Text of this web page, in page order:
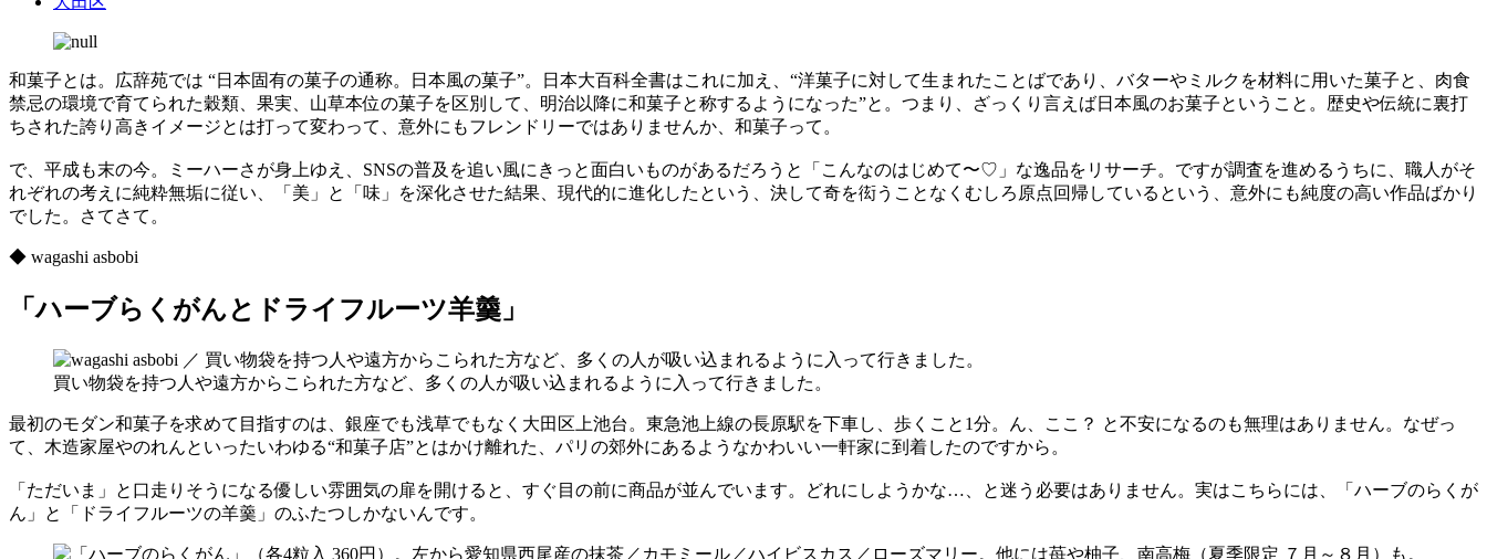
和菓子とは。広辞苑では “日本固有の菓子の通称。日本風の菓子”。日本大百科全書はこれに加え、“洋菓子に対して生まれたことばであり、バターやミルクを材料に用いた菓子と、肉食
禁忌の環境で育てられた穀類、果実、山草本位の菓子を区別して、明治以降に和菓子と称するようになった”と。つまり、ざっくり言えば日本風のお菓子ということ。歴史や伝統に裏打
ちされた誇り高きイメージとは打って変わって、意外にもフレンドリーではありませんか、和菓子って。
で、平成も末の今。ミーハーさが身上ゆえ、SNSの普及を追い風にきっと面白いものがあるだろうと「こんなのはじめて〜♡」な逸品をリサーチ。ですが調査を進めるうちに、職人がそ
れぞれの考えに純粋無垢に従い、「美」と「味」を深化させた結果、現代的に進化したという、決して奇を衒うことなくむしろ原点回帰しているという、意外にも純度の高い作品ばかり
でした。さてさて。
◆ wagashi asbobi
「ハーブらくがんとドライフルーツ羊羹」
買い物袋を持つ人や遠方からこられた方など、多くの人が吸い込まれるように入って行きました。
最初のモダン和菓子を求めて目指すのは、銀座でも浅草でもなく大田区上池台。東急池上線の長原駅を下車し、歩くこと1分。ん、ここ？ と不安になるのも無理はありません。なぜっ
て、木造家屋やのれんといったいわゆる“和菓子店”とはかけ離れた、パリの郊外にあるようなかわいい一軒家に到着したのですから。
「ただいま」と口走りそうになる優しい雰囲気の扉を開けると、すぐ目の前に商品が並んでいます。どれにしようかな…、と迷う必要はありません。実はこちらには、「ハーブのらくが
ん」と「ドライフルーツの羊羹」のふたつしかないんです。